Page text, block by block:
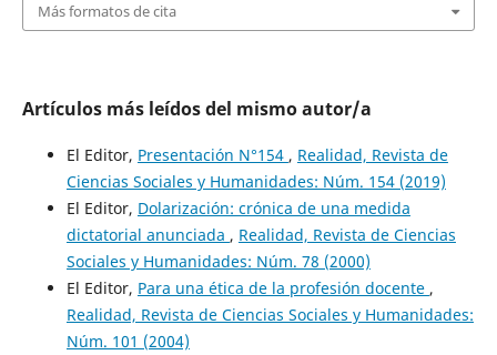
Más formatos de cita
Artículos más leídos del mismo autor/a
El Editor, Presentación N°154 , Realidad, Revista de
Ciencias Sociales y Humanidades: Núm. 154 (2019)
El Editor, Dolarización: crónica de una medida
dictatorial anunciada , Realidad, Revista de Ciencias
Sociales y Humanidades: Núm. 78 (2000)
El Editor, Para una ética de la profesión docente ,
Realidad, Revista de Ciencias Sociales y Humanidades:
Núm. 101 (2004)